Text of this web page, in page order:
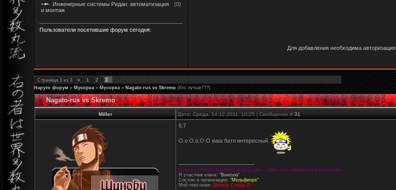
Инженерные системы Ридан: автоматизация
и монтаж
(0)
Пользователи посетившие форум сегодня:
Для добавления необходима авторизация
Страница 3 из 3 « 1 2 3
Наруто форум » Мусорка » Мусорка » Nagato-rus vs Skremo (Кто лучше???)
Nagato-rus vs Skremo
Miller Дата: Среда, 14.12.2011, 10:25 | Сообщение # 31
6:7
О.о.О.о.О.О ваш батл интересный
Если ты хочешь перемену в будущем - стань этой переменой в настоящем....
Я участник клана: "Вонгола"
Состою в организации: "Мельфиоре"
Мой персонаж: Деймон Спейд :D